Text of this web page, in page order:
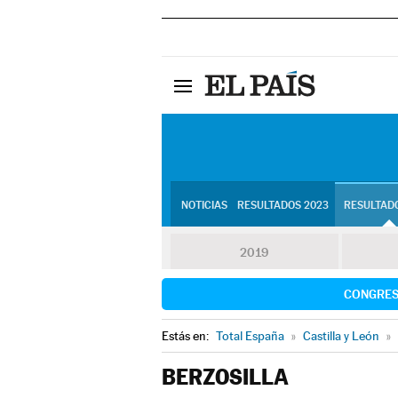
NOTICIAS RESULTADOS 2023
2019
Estás en: Total España » Castilla y León »
BERZOSILLA